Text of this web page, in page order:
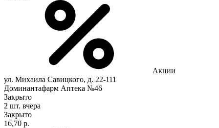
Акции
ул. Михаила Савицкого, д. 22-111
Доминантафарм Аптека №46
Закрыто
2 шт. вчера
Закрыто
16,70 р.